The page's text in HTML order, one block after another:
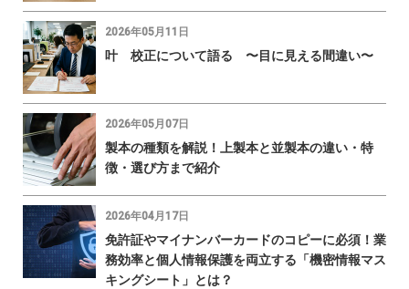
2026年05月11日
叶 校正について語る 〜目に見える間違い〜
2026年05月07日
製本の種類を解説！上製本と並製本の違い・特
徴・選び方まで紹介
2026年04月17日
免許証やマイナンバーカードのコピーに必須！業
務効率と個人情報保護を両立する「機密情報マス
キングシート」とは？